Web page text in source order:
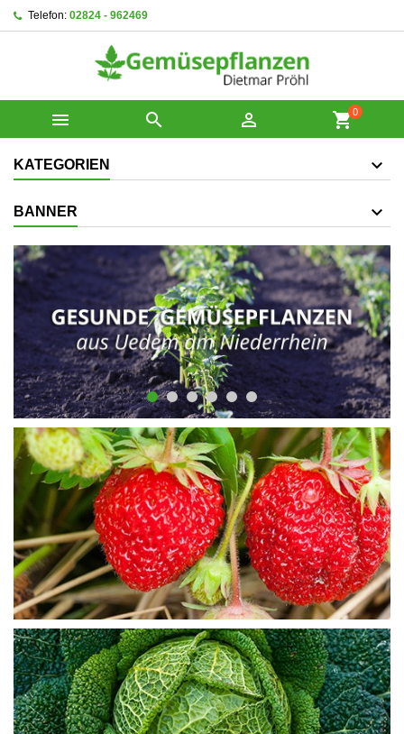
Telefon: 02824 - 962469
   shopping_cart0
KATEGORIEN
BANNER